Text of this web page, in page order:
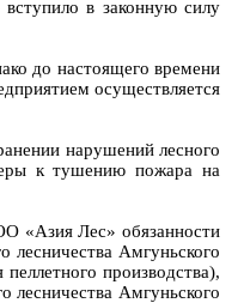
в законную силу
до настоящего времени
осуществляется
нарушений лесного
к тушению пожара на
«Азия Лес» обязанности
лесничества Амгуньского
производства),
лесничества Амгуньского